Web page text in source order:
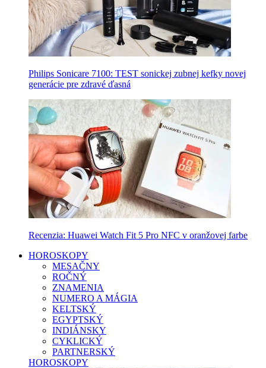
Philips Sonicare 7100: TEST sonickej zubnej kefky novej
generácie pre zdravé ďasná
Recenzia: Huawei Watch Fit 5 Pro NFC v oranžovej farbe
HOROSKOPY
MESAČNY
ROČNÝ
ZNAMENIA
NUMERO A MÁGIA
KELTSKÝ
EGYPTSKÝ
INDIÁNSKY
CYKLICKÝ
PARTNERSKÝ
HOROSKOPY